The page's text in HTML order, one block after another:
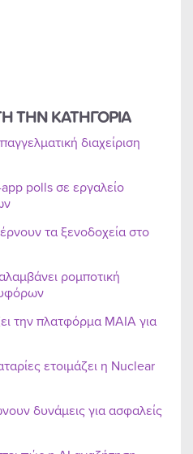
ΤΗΝ ΚΑΤΗΓΟΡΙΑ
διαχείριση
polls σε εργαλείο
τα ξενοδοχεία στο
ρομποτική
την πλατφόρμα MAIA για
ετοιμάζει η Nuclear
δυνάμεις για ασφαλείς